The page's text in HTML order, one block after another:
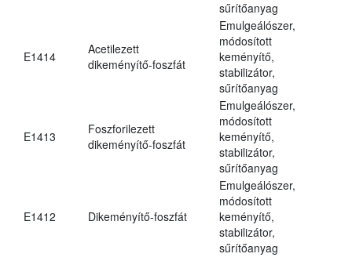
sűrítőanyag
E1414
Acetilezett
dikeményítő-foszfát
Emulgeálószer,
módosított
keményítő,
stabilizátor,
sűrítőanyag
E1413
Foszforilezett
dikeményítő-foszfát
Emulgeálószer,
módosított
keményítő,
stabilizátor,
sűrítőanyag
E1412 Dikeményítő-foszfát
Emulgeálószer,
módosított
keményítő,
stabilizátor,
sűrítőanyag